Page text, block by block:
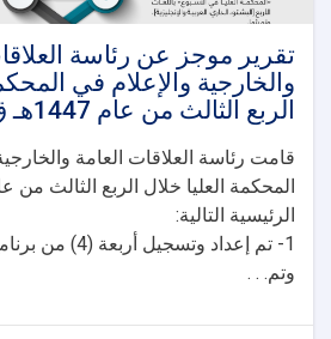
تقرير موجز عن رئاسة
والخارجية والإعلام في
الربع الثالث من عام 1447هـ ق
قامت رئاسة العلاقات العامة
الرئيسية التالية:
1- تم إعداد
وتم. . .